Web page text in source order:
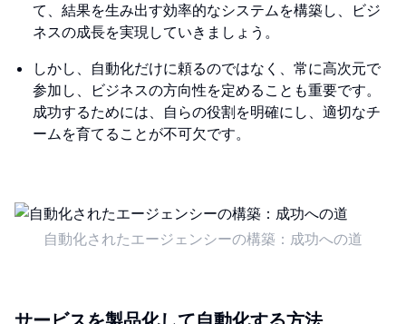
て、結果を生み出す効率的なシステムを構築し、ビジ
ネスの成長を実現していきましょう。
しかし、自動化だけに頼るのではなく、常に高次元で
参加し、ビジネスの方向性を定めることも重要です。
成功するためには、自らの役割を明確にし、適切なチ
ームを育てることが不可欠です。
自動化されたエージェンシーの構築：成功への道